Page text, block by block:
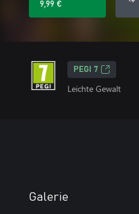
9,99 €
PEGI 7
Leichte Gewalt
Galerie